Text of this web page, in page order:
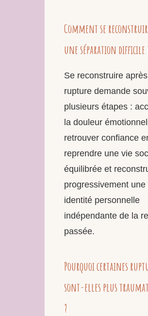
Comment se
une séparation difficile
Se reconstruire
rupture demande
plusieurs étapes :
la douleur
retrouver confiance
reprendre une vie
équilibrée et
progressivement une
identité personnelle
indépendante de la
passée.
Pourquoi certaines
sont-elles plus
?